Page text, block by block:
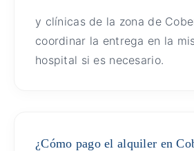
y clínicas de la zona de
coordinar la entrega en la
hospital si es necesario.
¿Cómo pago el alquiler en